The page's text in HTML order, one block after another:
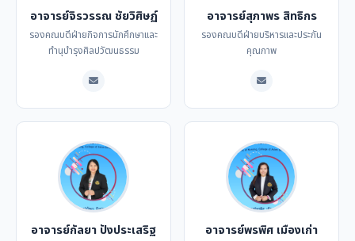
อาจารย์จิรวรรณ ชัยวิศิษฏ์
รองคณบดีฝ่ายกิจการนักศึกษาและ
ทำนุบำรุงศิลปวัฒนธรรม
อาจารย์สุภาพร สิทธิกร
รองคณบดีฝ่ายบริหารและประกัน
คุณภาพ
อาจารย์กัลยา ปังประเสริฐ อาจารย์พรพิศ เมืองเก่า